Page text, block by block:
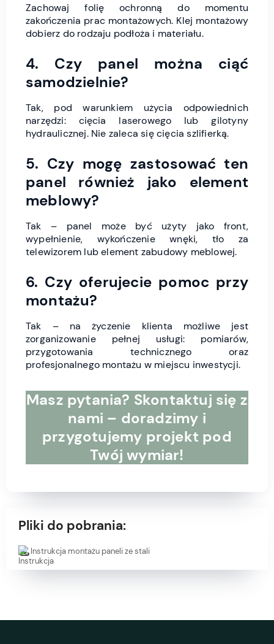
Zachowaj folię ochronną do momentu
zakończenia prac montażowych. Klej montażowy
dobierz do rodzaju podłoża i materiału.
4. Czy panel można ciąć
samodzielnie?
Tak, pod warunkiem użycia odpowiednich
narzędzi: cięcia laserowego lub gilotyny
hydraulicznej. Nie zaleca się cięcia szlifierką.
5. Czy mogę zastosować ten
panel również jako element
meblowy?
Tak – panel może być użyty jako front,
wypełnienie, wykończenie wnęki, tło za
telewizorem lub element zabudowy meblowej.
6. Czy oferujecie pomoc przy
montażu?
Tak – na życzenie klienta możliwe jest
zorganizowanie pełnej usługi: pomiarów,
przygotowania technicznego oraz
profesjonalnego montażu w miejscu inwestycji.
Masz pytania? Skontaktuj się z
nami – doradzimy i
przygotujemy projekt pod
Twój wymiar!
Pliki do pobrania:
Instrukcja montażu paneli ze stali